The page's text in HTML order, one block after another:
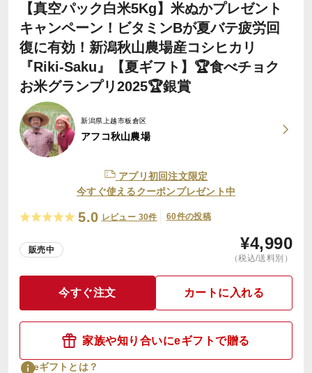
【真空パック白米5Kg】米ぬかプレゼント
キャンペーン！ビタミンBが夏バテ疲労回
復に有効！新潟秋山農場産コシヒカリ
『Riki-Saku』【夏ギフト】🏆食べチョク
お米グランプリ2025🏆銀賞
新潟県上越市板倉区
アフコ秋山農場
アプリ初回注文限定
今すぐ使えるクーポンプレゼント中
5.0 レビュー 30件 60件の投稿
販売中 ¥4,990
（税込/送料別）
今すぐ注文 カートに入れる
家族や知り合いにeギフトで贈る
eギフトとは？